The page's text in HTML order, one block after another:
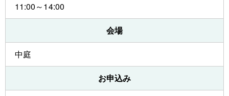
11:00～14:00
会場
中庭
お申込み